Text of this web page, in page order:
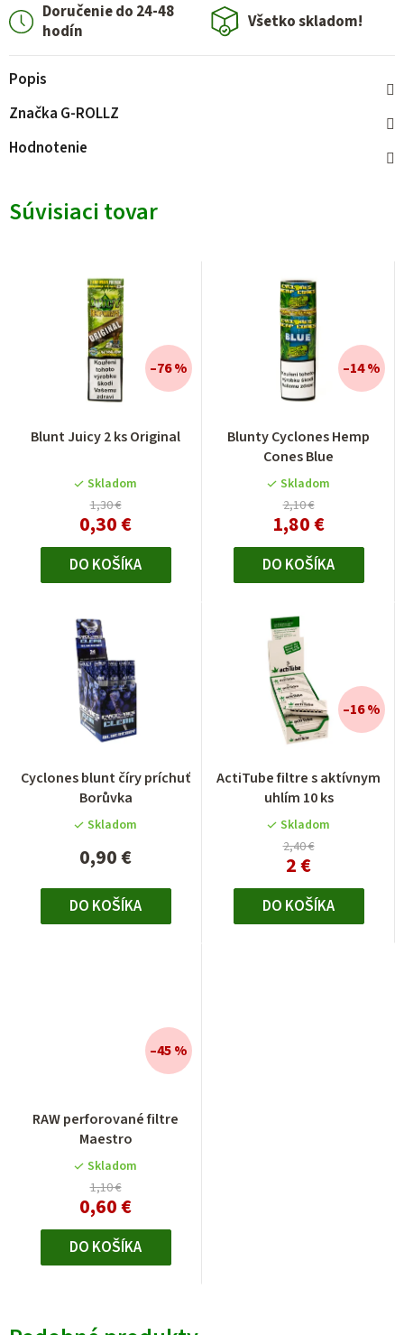
Doručenie do 24-48
hodín
Všetko skladom!
Popis
Značka G-ROLLZ
Hodnotenie
Súvisiaci tovar
Blunt Juicy 2 ks Original
Skladom
1,30 €
0,30 €
–76 %
DO KOŠÍKA
Blunty Cyclones Hemp
Cones Blue
Skladom
2,10 €
1,80 €
–14 %
DO KOŠÍKA
Cyclones blunt číry príchuť
Borůvka
Skladom
0,90 €
DO KOŠÍKA
ActiTube filtre s aktívnym
uhlím 10 ks
Skladom
2,40 €
2 €
–16 %
DO KOŠÍKA
RAW perforované filtre
Maestro
Skladom
1,10 €
0,60 €
–45 %
DO KOŠÍKA